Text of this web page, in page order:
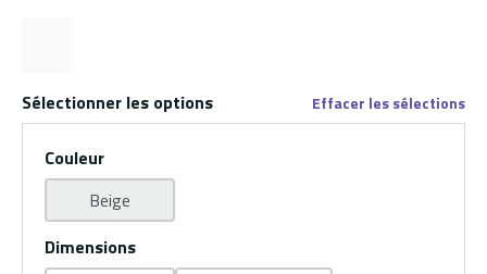
Sélectionner les options Effacer les sélections
Couleur
Beige
Dimensions